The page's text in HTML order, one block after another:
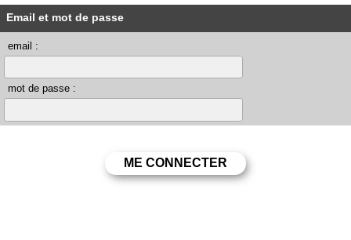
Email et mot de passe
email :
mot de passe :